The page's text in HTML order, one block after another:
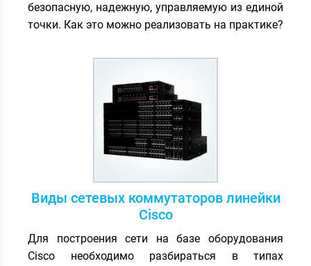
безопасную, надежную, управляемую из единой
точки. Как это можно реализовать на практике?
Виды сетевых коммутаторов линейки
Cisco
Для построения сети на базе оборудования
Cisco необходимо разбираться в типах